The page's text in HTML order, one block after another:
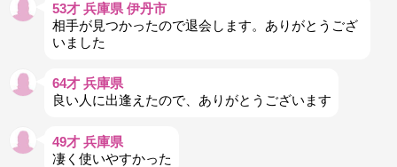
53才 兵庫県 伊丹市
相手が見つかったので退会します。ありがとうござ
いました
64才 兵庫県
良い人に出逢えたので、ありがとうございます
49才 兵庫県
凄く使いやすかった